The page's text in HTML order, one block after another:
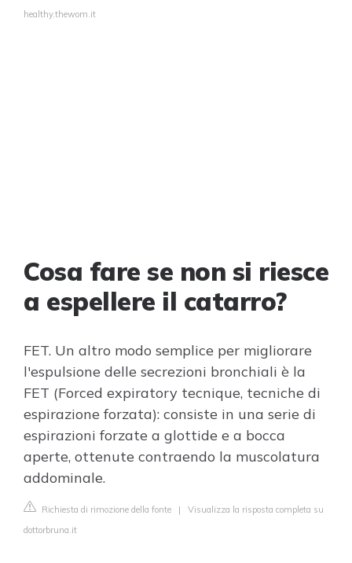
healthy.thewom.it
Cosa fare se non si riesce
a espellere il catarro?
FET. Un altro modo semplice per migliorare
l'espulsione delle secrezioni bronchiali è la
FET (Forced expiratory tecnique, tecniche di
espirazione forzata): consiste in una serie di
espirazioni forzate a glottide e a bocca
aperte, ottenute contraendo la muscolatura
addominale.
Richiesta di rimozione della fonte | Visualizza la risposta completa su
dottorbruna.it